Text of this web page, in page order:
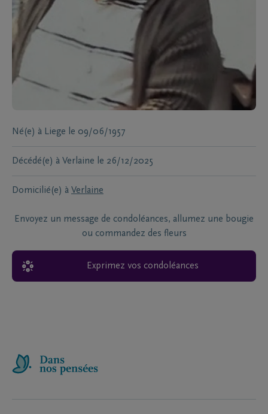
Né(e) à Liege le 09/06/1957
Décédé(e) à Verlaine le 26/12/2025
Domicilié(e) à Verlaine
Envoyez un message de condoléances, allumez une bougie
ou commandez des fleurs
Exprimez vos condoléances